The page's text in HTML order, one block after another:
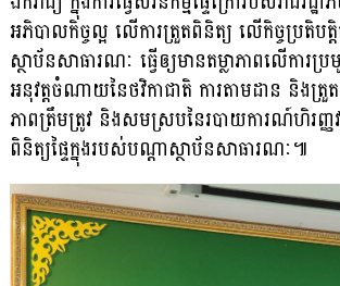
អភិបាលកិច្ចល្អ លើការត្រួតពិនិត្យ លើកិច្ចប្រតិបត្
ស្ថាប័នសាធារណៈ ធ្វើឲ្យមានតម្លាភាពលើក
អនុវត្តចំណាយនៃថវិកាជាតិ ការតាមដាន និងត្
ភាពត្រឹមត្រូវ និងសមស្របនៃរបាយការណ៍ហិរញ្ញវ
ពិនិត្យផ្ទៃក្នុងរបស់បណ្តាស្ថាប័នសាធារណៈ៕